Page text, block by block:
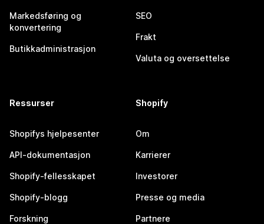
Markedsføring og
konvertering
Butikkadministrasjon
SEO
Frakt
Valuta og oversettelse
Ressurser
Shopifys hjelpesenter
API-dokumentasjon
Shopify-fellesskapet
Shopify-blogg
Forskning
Shopify
Om
Karrierer
Investorer
Presse og media
Partnere